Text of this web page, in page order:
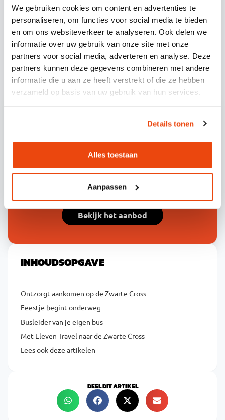
We gebruiken cookies om content en advertenties te
personaliseren, om functies voor social media te bieden
en om ons websiteverkeer te analyseren. Ook delen we
informatie over uw gebruik van onze site met onze
partners voor social media, adverteren en analyse. Deze
partners kunnen deze gegevens combineren met andere
informatie die u aan ze heeft verstrekt of die ze hebben
verzameld op basis van uw gebruik van hun services.
Details tonen
Alles toestaan
Aanpassen
GA JE MET ONS MEE?
Verzeker jezelf van de meest gezellige en zorgeloze
reis naar jouw favoriete festival. Zoek jouw
opstapplaats en reis met ons mee!
Bekijk het aanbod
INHOUDSOPGAVE
Ontzorgt aankomen op de Zwarte Cross
Feestje begint onderweg
Busleider van je eigen bus
Met Eleven Travel naar de Zwarte Cross
Lees ook deze artikelen
DEEL DIT ARTIKEL
Neem dan een kijkje tussen onze
evenementen, ofvraag jouw evenement aan.
Wellicht kunnen wij iets voor jou, en jouw
vrienden regelen.